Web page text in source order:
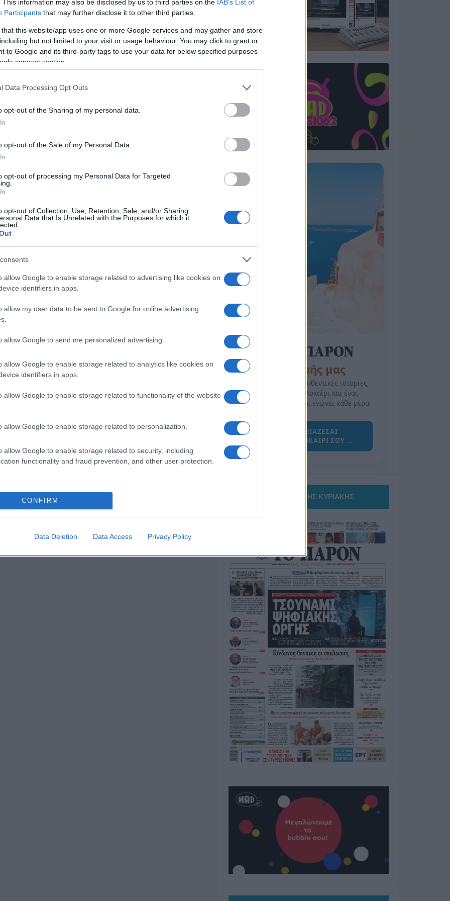
This information may also be disclosed by us to third parties on the IAB’s List of
Participants that may further disclose it to other third parties.
that this website/app uses one or more Google services and may gather and store
but not limited to your visit or usage behaviour. You may click to grant or
to Google and its third-party tags to use your data for below specified purposes
consent section.
Data Processing Opt Outs
opt-out of the Sharing of my personal data.
opt-out of the Sale of my Personal Data.
opt-out of processing my Personal Data for Targeted
opt-out of Collection, Use, Retention, Sale, and/or Sharing
Data that Is Unrelated with the Purposes for which it
allow Google to enable storage related to advertising like cookies on
identifiers in apps.
allow my user data to be sent to Google for online advertising
allow Google to send me personalized advertising.
allow Google to enable storage related to analytics like cookies on
identifiers in apps.
allow Google to enable storage related to functionality of the website
allow Google to enable storage related to personalization.
allow Google to enable storage related to security, including
functionality and fraud prevention, and other user protection.
CONFIRM
Data Deletion Data Access Privacy Policy
Η ΣΤΗΛΗ ΜΑΣ
της Ζωής μας
Οι άνθρωποι, οι αυθεντικές ιστορίες,
το ελληνικό καλοκαίρι και ένας
πολιτισμός που μας ενώνει κάθε μέρα.
ΟΣΑ ΧΡΕΙΑΖΕΣΑΙ
ΓΙΑ ΤΟ ΚΑΛΟΚΑΙΡΙ ΣΟΥ →
ΤΟ ΠΑΡΟΝ ΤΗΣ ΚΥΡΙΑΚΗΣ